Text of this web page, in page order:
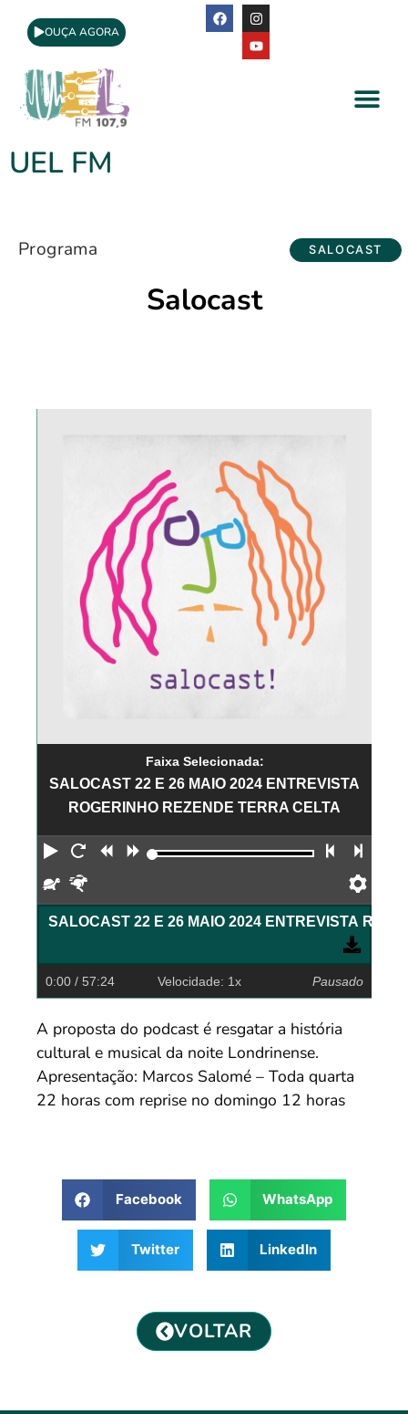
OUÇA AGORA
UEL FM
Programa SALOCAST
Salocast
Faixa Selecionada:
SALOCAST 22 E 26 MAIO 2024 ENTREVISTA
ROGERINHO REZENDE TERRA CELTA
Reproduzir
Reiniciar
Retroceder
Avançar Faixa
Devagar
0:00 / 57:24 Velocidade: 1x Pausado
A proposta do podcast é resgatar a história
cultural e musical da noite Londrinense.
Apresentação: Marcos Salomé – Toda quarta
22 horas com reprise no domingo 12 horas
Facebook WhatsApp
Twitter LinkedIn
VOLTAR